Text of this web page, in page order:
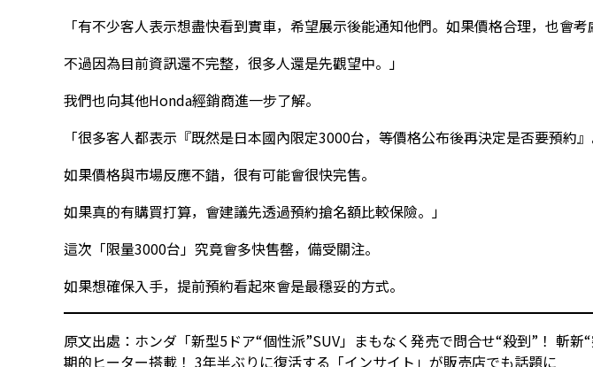
「有不少客人表示想盡快看到實車，希望展示後能通知他們。如果價格合理，也會考
不過因為目前資訊還不完整，很多人還是先觀望中。」
我們也向其他Honda經銷商進一步了解。
「很多客人都表示『既然是日本國內限定3000台，等價格公布後再決定是否要預約』
如果價格與市場反應不錯，很有可能會很快完售。
如果真的有購買打算，會建議先透過預約搶名額比較保險。」
這次「限量3000台」究竟會多快售罄，備受關注。
如果想確保入手，提前預約看起來會是最穩妥的方式。
原文出處：ホンダ「新型5ドア“個性派”SUV」まもなく発売で問合せ“殺到”！ 斬新
期的ヒーター搭載！ 3年半ぶりに復活する「インサイト」が販売店でも話題に